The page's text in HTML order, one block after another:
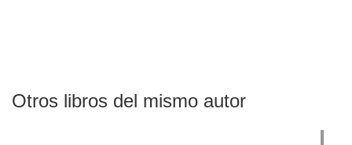
Otros libros del mismo autor